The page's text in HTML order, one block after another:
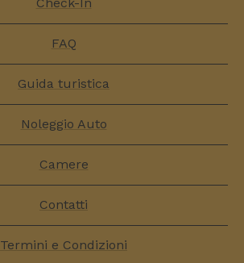
FAQ
Guida turistica
Noleggio Auto
Camere
Contatti
Termini e Condizioni